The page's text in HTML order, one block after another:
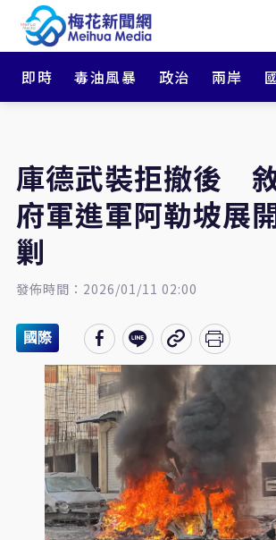
即時 毒油風暴 政治 兩岸
庫德武裝拒撤後
府軍進軍阿勒坡展
剿
發佈時間：2026/01/11 02:00
國際